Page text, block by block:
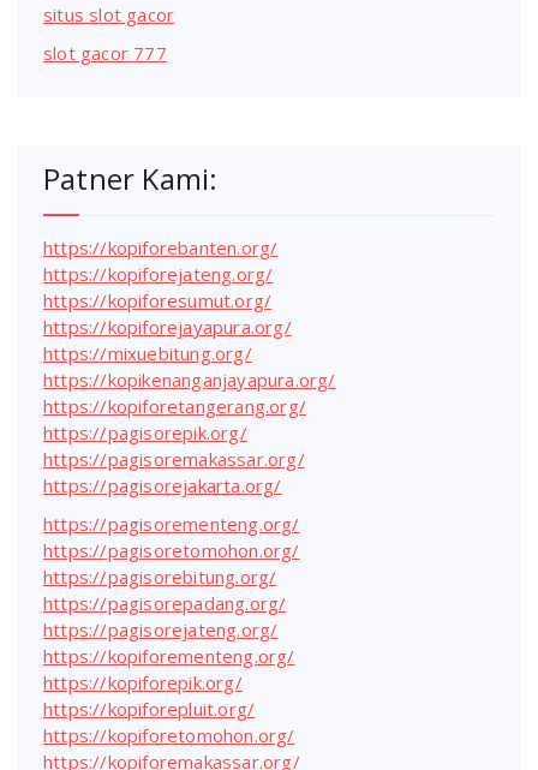
situs slot gacor
slot gacor 777
Patner Kami:
https://kopiforebanten.org/
https://kopiforejateng.org/
https://kopiforesumut.org/
https://kopiforejayapura.org/
https://mixuebitung.org/
https://kopikenanganjayapura.org/
https://kopiforetangerang.org/
https://pagisorepik.org/
https://pagisoremakassar.org/
https://pagisorejakarta.org/
https://pagisorementeng.org/
https://pagisoretomohon.org/
https://pagisorebitung.org/
https://pagisorepadang.org/
https://pagisorejateng.org/
https://kopiforementeng.org/
https://kopiforepik.org/
https://kopiforepluit.org/
https://kopiforetomohon.org/
https://kopiforemakassar.org/